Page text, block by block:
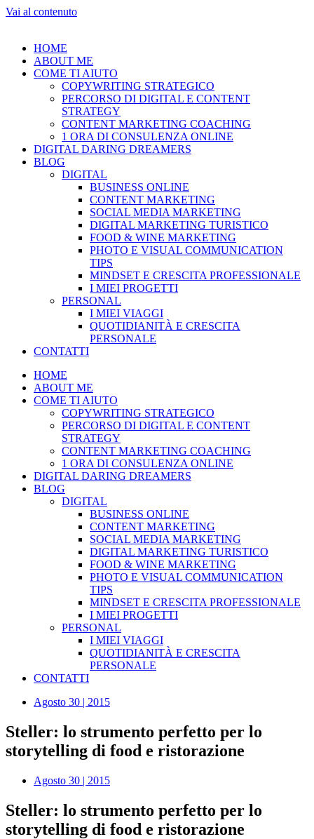
Vai al contenuto
HOME
ABOUT ME
COME TI AIUTO
COPYWRITING STRATEGICO
PERCORSO DI DIGITAL E CONTENT
STRATEGY
CONTENT MARKETING COACHING
1 ORA DI CONSULENZA ONLINE
DIGITAL DARING DREAMERS
BLOG
DIGITAL
BUSINESS ONLINE
CONTENT MARKETING
SOCIAL MEDIA MARKETING
DIGITAL MARKETING TURISTICO
FOOD & WINE MARKETING
PHOTO E VISUAL COMMUNICATION
TIPS
MINDSET E CRESCITA PROFESSIONALE
I MIEI PROGETTI
PERSONAL
I MIEI VIAGGI
QUOTIDIANITÀ E CRESCITA
PERSONALE
CONTATTI
HOME
ABOUT ME
COME TI AIUTO
COPYWRITING STRATEGICO
PERCORSO DI DIGITAL E CONTENT
STRATEGY
CONTENT MARKETING COACHING
1 ORA DI CONSULENZA ONLINE
DIGITAL DARING DREAMERS
BLOG
DIGITAL
BUSINESS ONLINE
CONTENT MARKETING
SOCIAL MEDIA MARKETING
DIGITAL MARKETING TURISTICO
FOOD & WINE MARKETING
PHOTO E VISUAL COMMUNICATION
TIPS
MINDSET E CRESCITA PROFESSIONALE
I MIEI PROGETTI
PERSONAL
I MIEI VIAGGI
QUOTIDIANITÀ E CRESCITA
PERSONALE
CONTATTI
Agosto 30 | 2015
Steller: lo strumento perfetto per lo
storytelling di food e ristorazione
Agosto 30 | 2015
Steller: lo strumento perfetto per lo
storytelling di food e ristorazione